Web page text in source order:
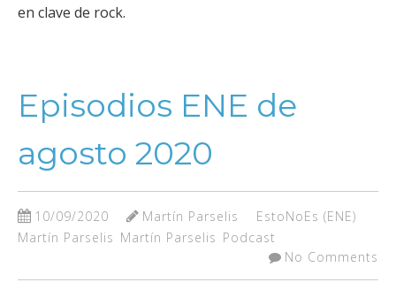
en clave de rock.
Episodios ENE de
agosto 2020
10/09/2020 Martín Parselis
EstoNoEs (ENE)
Martín Parselis Martín Parselis Podcast
No Comments